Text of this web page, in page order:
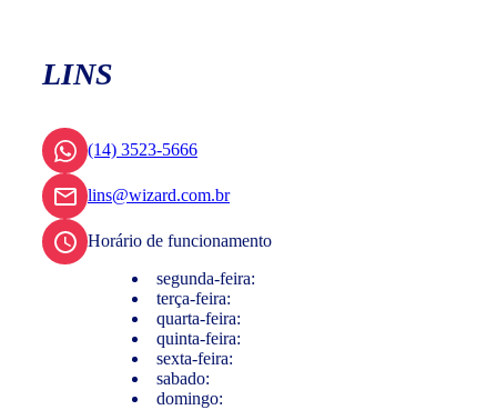
LINS
(14) 3523-5666
lins@wizard.com.br
Horário de funcionamento
segunda-feira:
terça-feira:
quarta-feira:
quinta-feira:
sexta-feira:
sabado:
domingo: